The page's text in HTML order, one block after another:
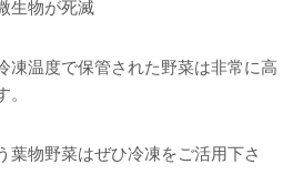
生物が死滅
凍温度で保管された野菜は非常に高
葉物野菜はぜひ冷凍をご活用下さ